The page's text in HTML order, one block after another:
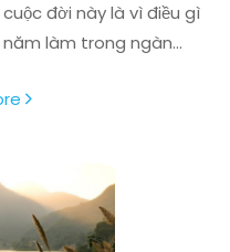
đời này là vì điều gì
làm trong ngàn...